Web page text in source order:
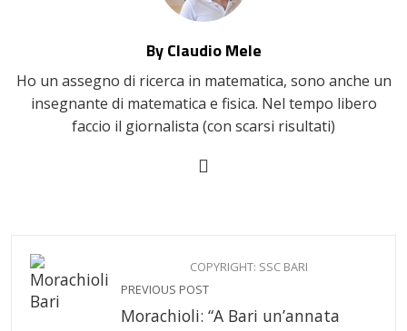
By Claudio Mele
Ho un assegno di ricerca in matematica, sono anche un
insegnante di matematica e fisica. Nel tempo libero
faccio il giornalista (con scarsi risultati)
COPYRIGHT: SSC BARI
PREVIOUS POST
Morachioli: “A Bari un’annata